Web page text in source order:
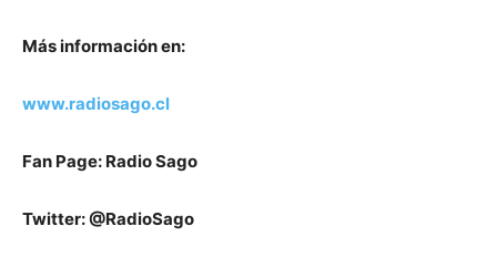
Más información en:
www.radiosago.cl
Fan Page: Radio Sago
Twitter: @RadioSago